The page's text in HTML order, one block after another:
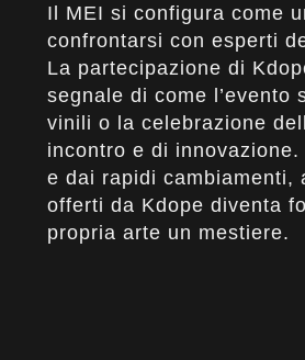
Il MEI si configura come
confrontarsi con esperti
La partecipazione di
segnale di come
vinili o la celebrazione
incontro e di
e dai rapidi cambiamenti,
offerti da Kdope diventa
propria arte un mestiere.